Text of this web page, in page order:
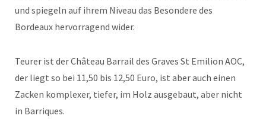
und spiegeln auf ihrem Niveau das Besondere des
Bordeaux hervorragend wider.
Teurer ist der Château Barrail des Graves St Emilion AOC,
der liegt so bei 11,50 bis 12,50 Euro, ist aber auch einen
Zacken komplexer, tiefer, im Holz ausgebaut, aber nicht
in Barriques.